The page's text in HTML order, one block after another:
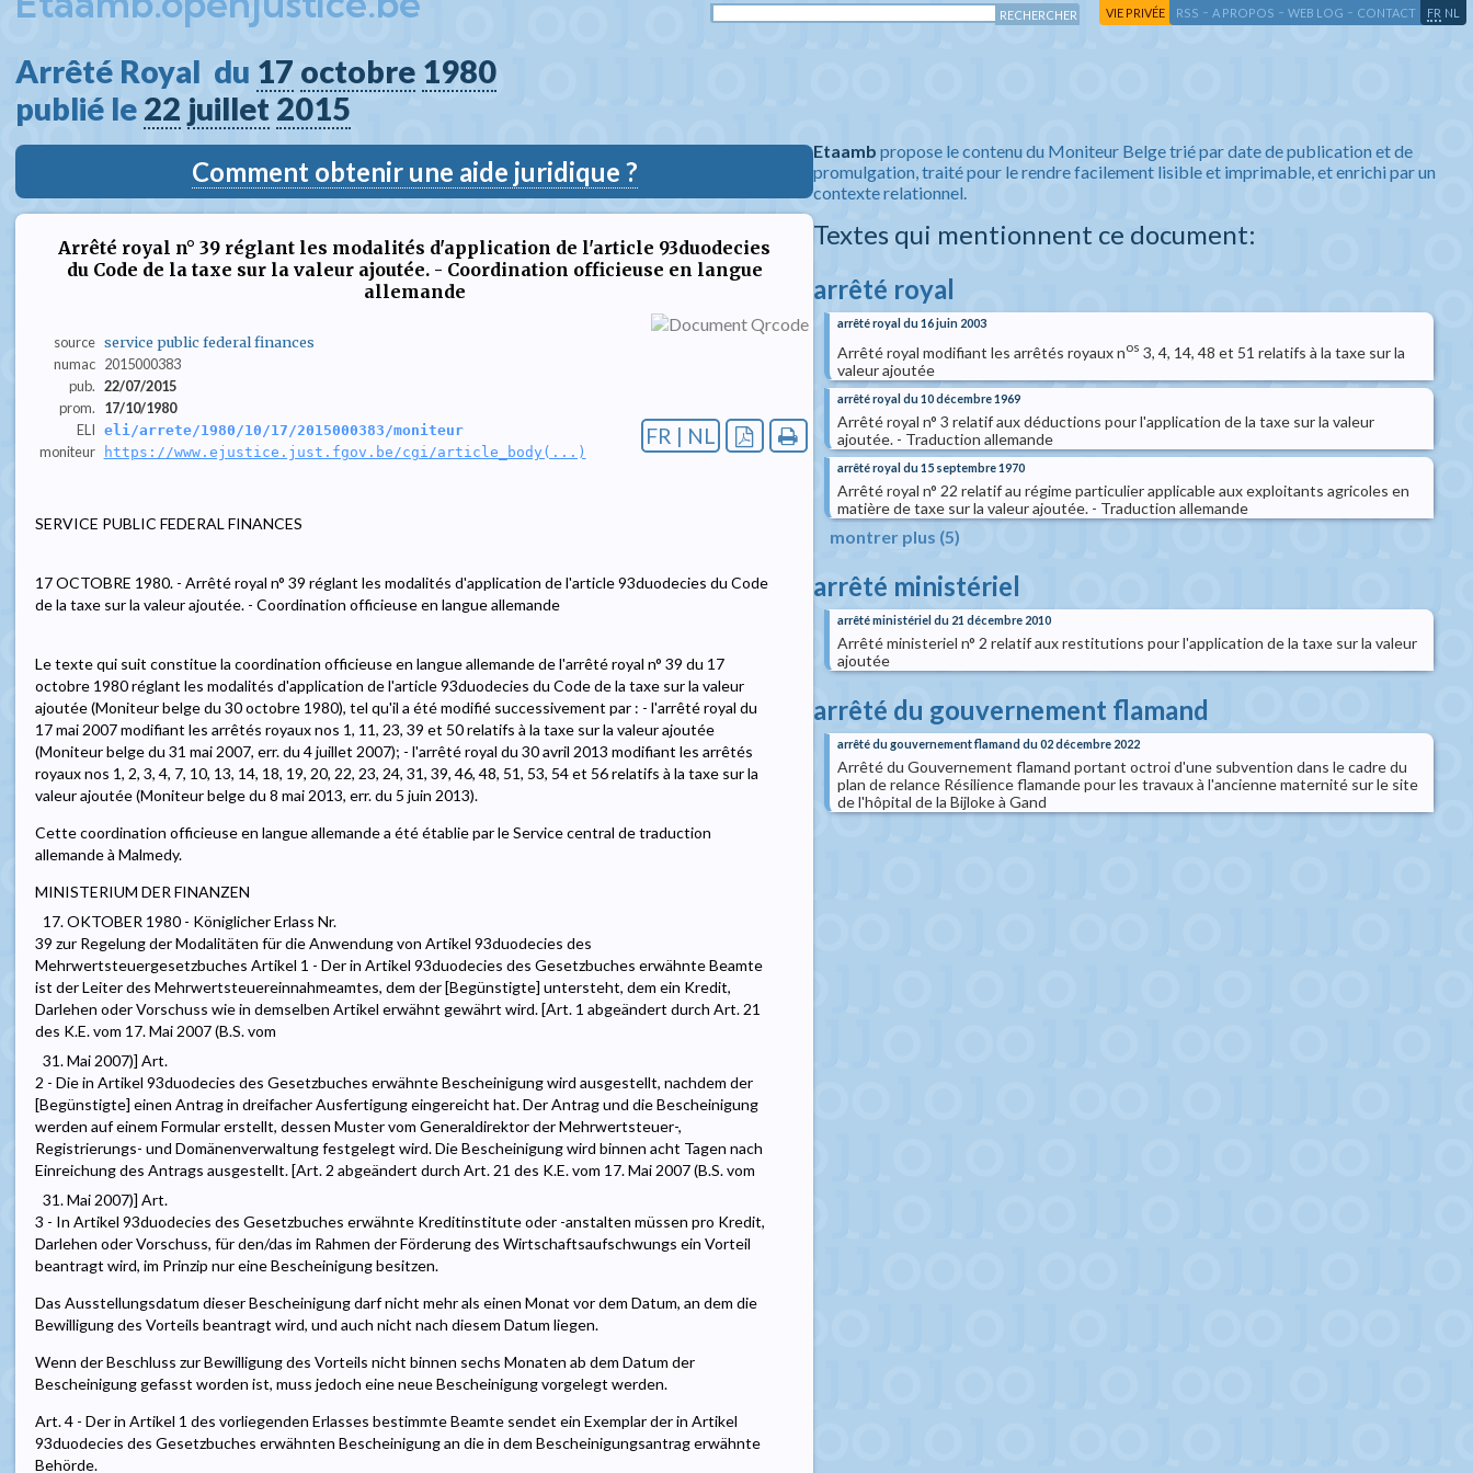
VIE PRIVÉE RSS - A PROPOS - WEB LOG - CONTACT FR NL
Arrêté Royal  du 17 octobre 1980
publié le 22 juillet 2015
Comment obtenir une aide juridique ?
Arrêté royal n° 39 réglant les modalités d'application de l'article 93duodecies
du Code de la taxe sur la valeur ajoutée. - Coordination officieuse en langue
allemande
source service public federal finances
numac 2015000383
pub. 22/07/2015
prom.
17/10/1980
ELI eli/arrete/1980/10/17/2015000383/moniteur
moniteur https://www.ejustice.just.fgov.be/cgi/article_body(...)
FR | NL
SERVICE PUBLIC FEDERAL FINANCES
17 OCTOBRE 1980. - Arrêté royal n° 39 réglant les modalités d'application de l'article 93duodecies du Code
de la taxe sur la valeur ajoutée. - Coordination officieuse en langue allemande
Le texte qui suit constitue la coordination officieuse en langue allemande de l'arrêté royal n° 39 du 17
octobre 1980 réglant les modalités d'application de l'article 93duodecies du Code de la taxe sur la valeur
ajoutée (Moniteur belge du 30 octobre 1980), tel qu'il a été modifié successivement par : - l'arrêté royal du
17 mai 2007 modifiant les arrêtés royaux nos 1, 11, 23, 39 et 50 relatifs à la taxe sur la valeur ajoutée
(Moniteur belge du 31 mai 2007, err. du 4 juillet 2007); - l'arrêté royal du 30 avril 2013 modifiant les arrêtés
royaux nos 1, 2, 3, 4, 7, 10, 13, 14, 18, 19, 20, 22, 23, 24, 31, 39, 46, 48, 51, 53, 54 et 56 relatifs à la taxe sur la
valeur ajoutée (Moniteur belge du 8 mai 2013, err. du 5 juin 2013).
Cette coordination officieuse en langue allemande a été établie par le Service central de traduction
allemande à Malmedy.
MINISTERIUM DER FINANZEN
17. OKTOBER 1980 - Königlicher Erlass Nr.
39 zur Regelung der Modalitäten für die Anwendung von Artikel 93duodecies des
Mehrwertsteuergesetzbuches Artikel 1 - Der in Artikel 93duodecies des Gesetzbuches erwähnte Beamte
ist der Leiter des Mehrwertsteuereinnahmeamtes, dem der [Begünstigte] untersteht, dem ein Kredit,
Darlehen oder Vorschuss wie in demselben Artikel erwähnt gewährt wird. [Art. 1 abgeändert durch Art. 21
des K.E. vom 17. Mai 2007 (B.S. vom
31. Mai 2007)] Art.
2 - Die in Artikel 93duodecies des Gesetzbuches erwähnte Bescheinigung wird ausgestellt, nachdem der
[Begünstigte] einen Antrag in dreifacher Ausfertigung eingereicht hat. Der Antrag und die Bescheinigung
werden auf einem Formular erstellt, dessen Muster vom Generaldirektor der Mehrwertsteuer-,
Registrierungs- und Domänenverwaltung festgelegt wird. Die Bescheinigung wird binnen acht Tagen nach
Einreichung des Antrags ausgestellt. [Art. 2 abgeändert durch Art. 21 des K.E. vom 17. Mai 2007 (B.S. vom
31. Mai 2007)] Art.
3 - In Artikel 93duodecies des Gesetzbuches erwähnte Kreditinstitute oder -anstalten müssen pro Kredit,
Darlehen oder Vorschuss, für den/das im Rahmen der Förderung des Wirtschaftsaufschwungs ein Vorteil
beantragt wird, im Prinzip nur eine Bescheinigung besitzen.
Das Ausstellungsdatum dieser Bescheinigung darf nicht mehr als einen Monat vor dem Datum, an dem die
Bewilligung des Vorteils beantragt wird, und auch nicht nach diesem Datum liegen.
Wenn der Beschluss zur Bewilligung des Vorteils nicht binnen sechs Monaten ab dem Datum der
Bescheinigung gefasst worden ist, muss jedoch eine neue Bescheinigung vorgelegt werden.
Art. 4 - Der in Artikel 1 des vorliegenden Erlasses bestimmte Beamte sendet ein Exemplar der in Artikel
93duodecies des Gesetzbuches erwähnten Bescheinigung an die in dem Bescheinigungsantrag erwähnte
Behörde.
Etaamb propose le contenu du Moniteur Belge trié par date de publication et de
promulgation, traité pour le rendre facilement lisible et imprimable, et enrichi par un
contexte relationnel.
Textes qui mentionnent ce document:
arrêté royal
arrêté royal du 16 juin 2003
Arrêté royal modifiant les arrêtés royaux nos 3, 4, 14, 48 et 51 relatifs à la taxe sur la
valeur ajoutée
arrêté royal du 10 décembre 1969
Arrêté royal n° 3 relatif aux déductions pour l'application de la taxe sur la valeur
ajoutée. - Traduction allemande
arrêté royal du 15 septembre 1970
Arrêté royal n° 22 relatif au régime particulier applicable aux exploitants agricoles en
matière de taxe sur la valeur ajoutée. - Traduction allemande
montrer plus (5)
arrêté ministériel
arrêté ministériel du 21 décembre 2010
Arrêté ministeriel n° 2 relatif aux restitutions pour l'application de la taxe sur la valeur
ajoutée
arrêté du gouvernement flamand
arrêté du gouvernement flamand du 02 décembre 2022
Arrêté du Gouvernement flamand portant octroi d'une subvention dans le cadre du
plan de relance Résilience flamande pour les travaux à l'ancienne maternité sur le site
de l'hôpital de la Bijloke à Gand